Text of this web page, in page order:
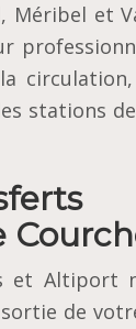
Méribel et
stations
et Altiport
de